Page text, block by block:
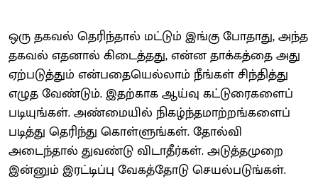
ஒரு தகவல் தெரிந்தால் மட்டும் இங்கு போதாது, அந்த
தகவல் எதனால் கிடைத்தது, என்ன தாக்கத்தை அது
ஏற்படுத்தும் என்பதையெல்லாம் நீங்கள் சிந்தித்து
எழுத வேண்டும். இதற்காக ஆய்வு கட்டுரைகளைப்
படியுங்கள். அண்மையில் நிகழ்ந்தமாற்றங்களைப்
படித்து தெரிந்து கொள்ளுங்கள். தோல்வி
அடைந்தால் துவண்டு விடாதீர்கள். அடுத்தமுறை
இன்னும் இரட்டிப்பு வேகத்தோடு செயல்படுங்கள்.